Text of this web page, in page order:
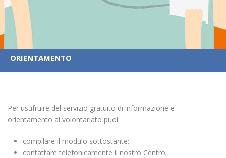
ORIENTAMENTO
Per usufruire del servizio gratuito di informazione e
orientamento al volontariato puoi:
compilare il modulo sottostante;
contattare telefonicamente il nostro Centro;